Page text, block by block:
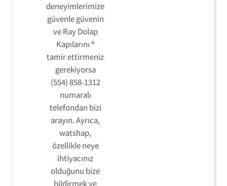
deneyimlerimize
güvenle güvenin
ve Ray Dolap
Kapılarını ®
tamir ettirmeniz
gerekiyorsa
(554) 858-1312
numaralı
telefondan bizi
arayın. Ayrıca,
watshap,
özellikle neye
ihtiyacınız
olduğunu bize
bildirmek ve